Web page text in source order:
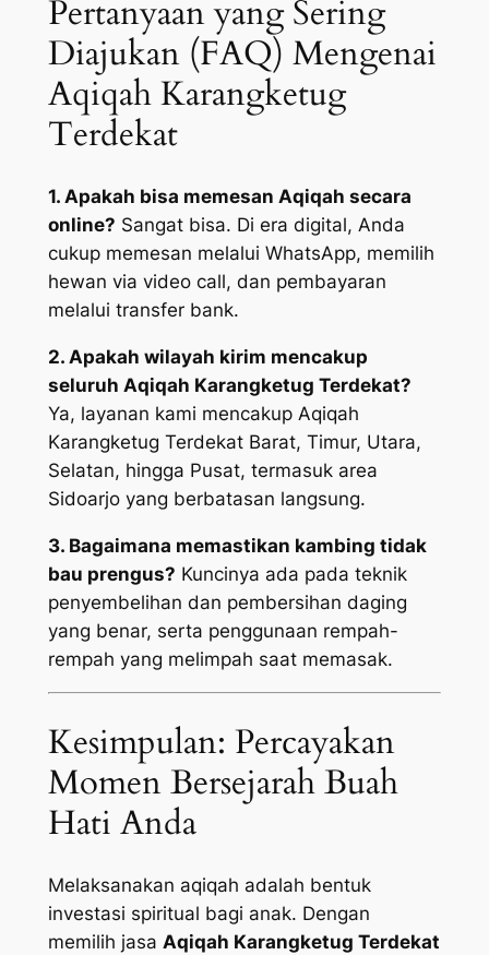
Pertanyaan yang Sering
Diajukan (FAQ) Mengenai
Aqiqah Karangketug
Terdekat
1. Apakah bisa memesan Aqiqah secara
online? Sangat bisa. Di era digital, Anda
cukup memesan melalui WhatsApp, memilih
hewan via video call, dan pembayaran
melalui transfer bank.
2. Apakah wilayah kirim mencakup
seluruh Aqiqah Karangketug Terdekat?
Ya, layanan kami mencakup Aqiqah
Karangketug Terdekat Barat, Timur, Utara,
Selatan, hingga Pusat, termasuk area
Sidoarjo yang berbatasan langsung.
3. Bagaimana memastikan kambing tidak
bau prengus? Kuncinya ada pada teknik
penyembelihan dan pembersihan daging
yang benar, serta penggunaan rempah-
rempah yang melimpah saat memasak.
Kesimpulan: Percayakan
Momen Bersejarah Buah
Hati Anda
Melaksanakan aqiqah adalah bentuk
investasi spiritual bagi anak. Dengan
memilih jasa Aqiqah Karangketug Terdekat